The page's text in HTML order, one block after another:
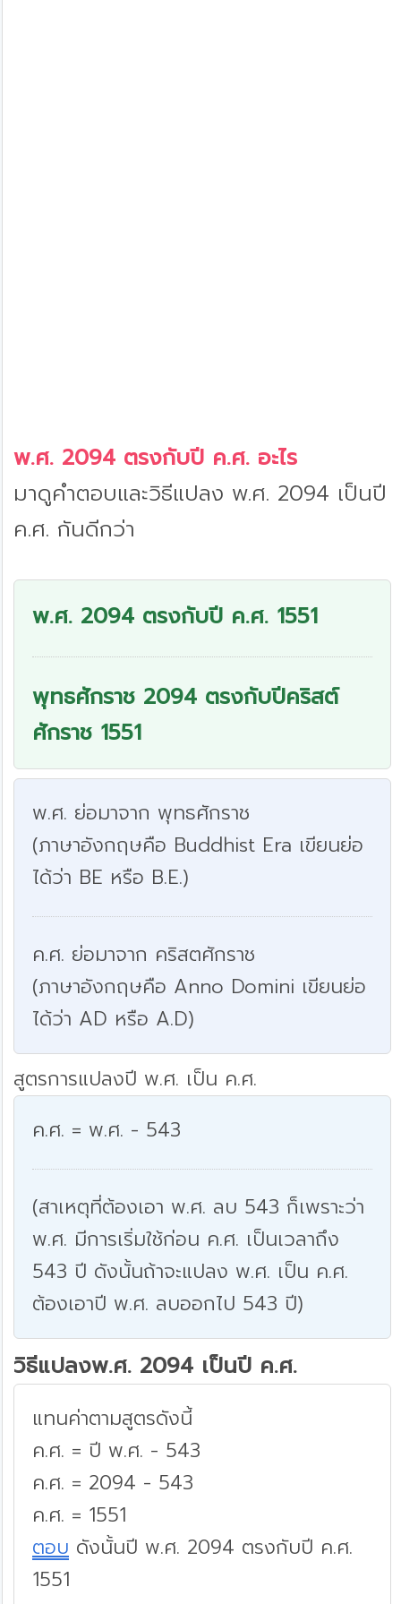
พ.ศ. 2094 ตรงกับปี ค.ศ. อะไร
มาดูคำตอบและวิธีแปลง พ.ศ. 2094 เป็นปี
ค.ศ. กันดีกว่า
พ.ศ. 2094 ตรงกับปี ค.ศ. 1551
พุทธศักราช 2094 ตรงกับปีคริสต์
ศักราช 1551
พ.ศ. ย่อมาจาก พุทธศักราช
(ภาษาอังกฤษคือ Buddhist Era เขียนย่อ
ได้ว่า BE หรือ B.E.)
ค.ศ. ย่อมาจาก คริสตศักราช
(ภาษาอังกฤษคือ Anno Domini เขียนย่อ
ได้ว่า AD หรือ A.D)
สูตรการแปลงปี พ.ศ. เป็น ค.ศ.
ค.ศ. = พ.ศ. - 543
(สาเหตุที่ต้องเอา พ.ศ. ลบ 543 ก็เพราะว่า
พ.ศ. มีการเริ่มใช้ก่อน ค.ศ. เป็นเวลาถึง
543 ปี ดังนั้นถ้าจะแปลง พ.ศ. เป็น ค.ศ.
ต้องเอาปี พ.ศ. ลบออกไป 543 ปี)
วิธีแปลงพ.ศ. 2094 เป็นปี ค.ศ.
แทนค่าตามสูตรดังนี้
ค.ศ. = ปี พ.ศ. - 543
ค.ศ. = 2094 - 543
ค.ศ. = 1551
ตอบ ดังนั้นปี พ.ศ. 2094 ตรงกับปี ค.ศ.
1551